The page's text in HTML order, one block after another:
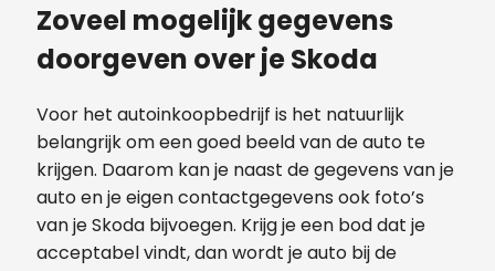
Zoveel mogelijk gegevens
doorgeven over je Skoda
Voor het autoinkoopbedrijf is het natuurlijk
belangrijk om een goed beeld van de auto te
krijgen. Daarom kan je naast de gegevens van je
auto en je eigen contactgegevens ook foto’s
van je Skoda bijvoegen. Krijg je een bod dat je
acceptabel vindt, dan wordt je auto bij de